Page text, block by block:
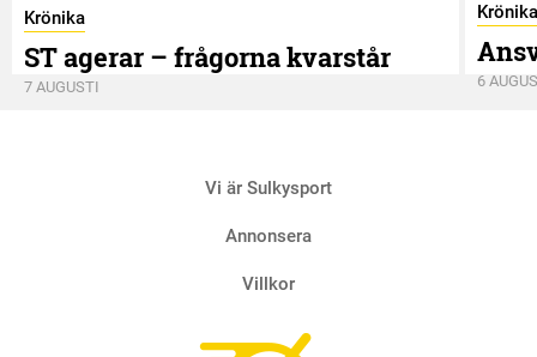
Krönika
ST agerar – frågorna kvarstår
7 AUGUSTI
Krönika
6
Vi är Sulkysport
Annonsera
Villkor